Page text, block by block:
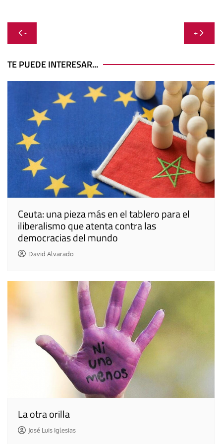
Navegación
de
entradas
- +
TE PUEDE INTERESAR...
Ceuta: una pieza más en el tablero para el
iliberalismo que atenta contra las
democracias del mundo
David Alvarado
La otra orilla
José Luis Iglesias